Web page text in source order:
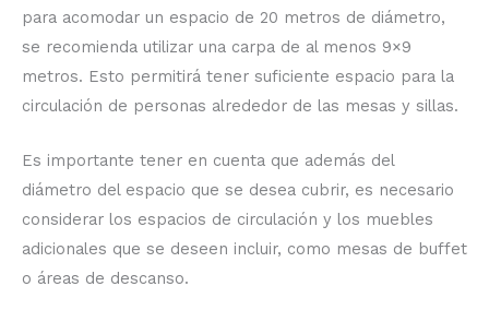
para acomodar un espacio de 20 metros de diámetro,
se recomienda utilizar una carpa de al menos 9×9
metros. Esto permitirá tener suficiente espacio para la
circulación de personas alrededor de las mesas y sillas.
Es importante tener en cuenta que además del
diámetro del espacio que se desea cubrir, es necesario
considerar los espacios de circulación y los muebles
adicionales que se deseen incluir, como mesas de buffet
o áreas de descanso.